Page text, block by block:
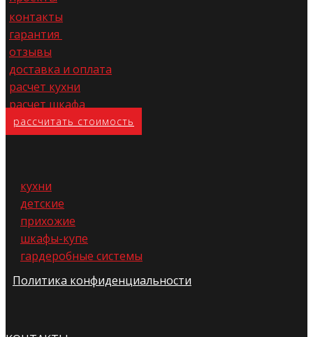
контакты
гарантия
отзывы
доставка и оплата
расчет кухни
расчет шкафа
расс​читать стоимость
кухни
детские
прихожие
шкафы-купе
гардеробные системы
Политика конфиденциальности